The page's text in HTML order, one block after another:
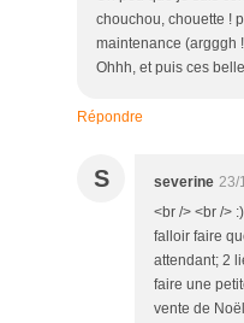
chouchou, chouette !
maintenance (argggh
Ohhh, et puis ces
Répondre
S severine 23/
<br /> <br />
falloir faire
attendant; 2
faire une
vente de